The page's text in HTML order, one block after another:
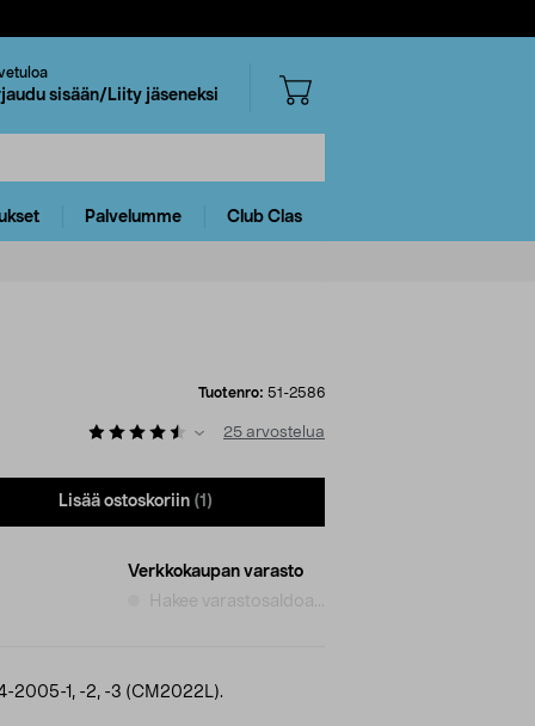
sisään/Liity jäseneksi
Palvelumme Club Clas
Tuotenro: 51-2586
25 arvostelua
Lisää ostoskoriin (1)
Verkkokaupan varasto
Hakee varastosaldoa...
2005-1, -2, -3 (CM2022L).